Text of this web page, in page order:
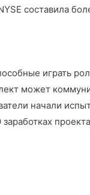
составила
играть
может
начали